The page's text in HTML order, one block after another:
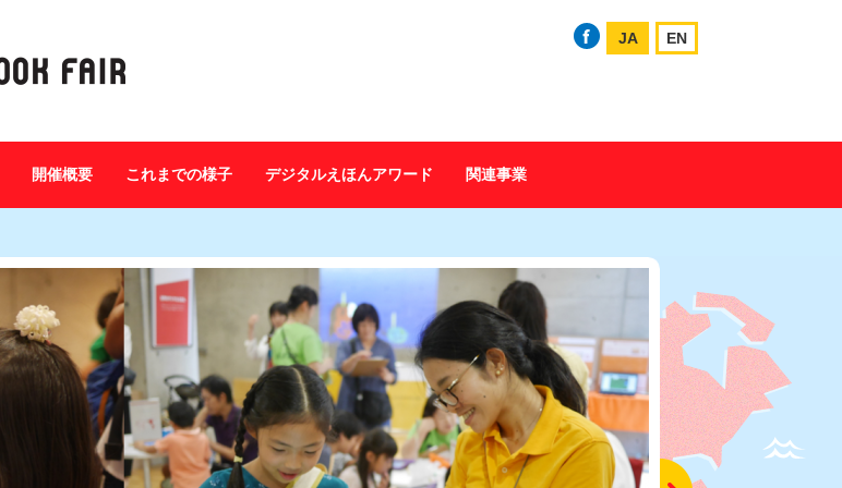
JA EN
開催概要 これまでの様子 デジタルえほんアワード 関連事業